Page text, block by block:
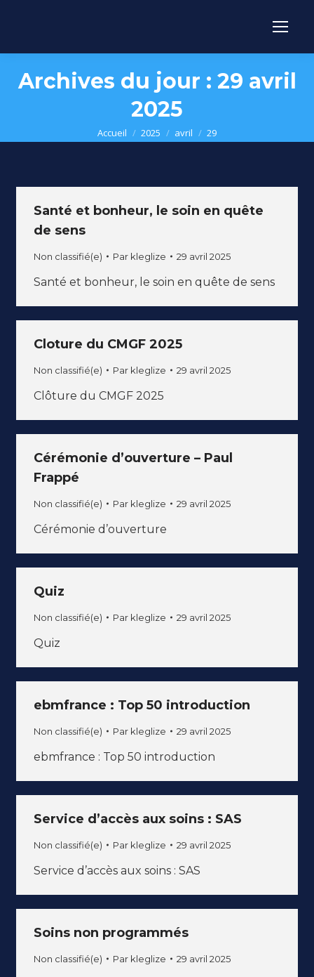
Archives du jour : 29 avril
2025
Vous êtes ici :
Accueil 2025 avril 29
Santé et bonheur, le soin en quête
de sens
Non classifié(e) Par kleglize 29 avril 2025
Santé et bonheur, le soin en quête de sens
Cloture du CMGF 2025
Non classifié(e) Par kleglize 29 avril 2025
Clôture du CMGF 2025
Cérémonie d’ouverture – Paul
Frappé
Non classifié(e) Par kleglize 29 avril 2025
Cérémonie d’ouverture
Quiz
Non classifié(e) Par kleglize 29 avril 2025
Quiz
ebmfrance : Top 50 introduction
Non classifié(e) Par kleglize 29 avril 2025
ebmfrance : Top 50 introduction
Service d’accès aux soins : SAS
Non classifié(e) Par kleglize 29 avril 2025
Service d’accès aux soins : SAS
Soins non programmés
Non classifié(e) Par kleglize 29 avril 2025